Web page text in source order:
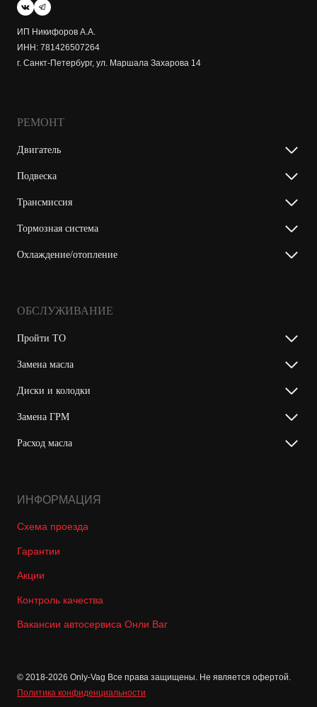
ИП Никифоров А.А.
ИНН: 781426507264
г. Санкт-Петербург, ул. Маршала Захарова 14
РЕМОНТ
Двигатель
Подвеска
Трансмиссия
Тормозная система
Охлаждение/отопление
ОБСЛУЖИВАНИЕ
Пройти ТО
Замена масла
Диски и колодки
Замена ГРМ
Расход масла
ИНФОРМАЦИЯ
Схема проезда
Гарантии
Акции
Контроль качества
Вакансии автосервиса Онли Ваг
© 2018-2026 Only-Vag Все права защищены. Не является офертой.
Политика конфиденциальности